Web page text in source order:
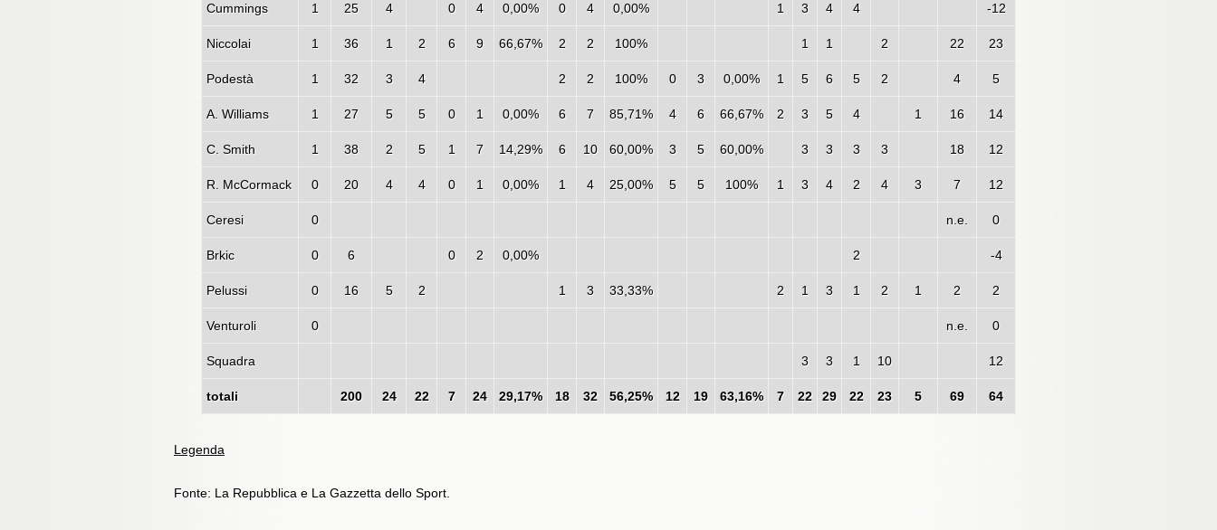
Cummings 1 25 4 0 4 0,00% 0 4 0,00% 1 3 4 4 -12
Niccolai 1 36 1 2 6 9 66,67% 2 2 100% 1 1 2 22 23
Podestà 1 32 3 4 2 2 100% 0 3 0,00% 1 5 6 5 2 4 5
A. Williams 1 27 5 5 0 1 0,00% 6 7 85,71% 4 6 66,67% 2 3 5 4 1 16 14
C. Smith 1 38 2 5 1 7 14,29% 6 10 60,00% 3 5 60,00% 3 3 3 3 18 12
R. McCormack 0 20 4 4 0 1 0,00% 1 4 25,00% 5 5 100% 1 3 4 2 4 3 7 12
Ceresi 0 n.e. 0
Brkic 0 6 0 2 0,00% 2 -4
Pelussi 0 16 5 2 1 3 33,33% 2 1 3 1 2 1 2 2
Venturoli 0 n.e. 0
Squadra 3 3 1 10 12
totali 200 24 22 7 24 29,17% 18 32 56,25% 12 19 63,16% 7 22 29 22 23 5 69 64
Legenda
Fonte: La Repubblica e La Gazzetta dello Sport.